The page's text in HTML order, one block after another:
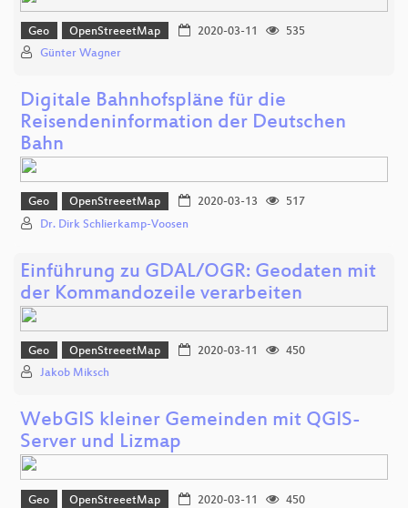
Geo OpenStreeetMap 2020-03-11
535
Günter Wagner
Digitale Bahnhofspläne für die
Reisendeninformation der Deutschen
Bahn
Geo OpenStreeetMap 2020-03-13
517
Dr. Dirk Schlierkamp-Voosen
Einführung zu GDAL/OGR: Geodaten mit
der Kommandozeile verarbeiten
Geo OpenStreeetMap 2020-03-11
450
Jakob Miksch
WebGIS kleiner Gemeinden mit QGIS-
Server und Lizmap
Geo OpenStreeetMap 2020-03-11
450